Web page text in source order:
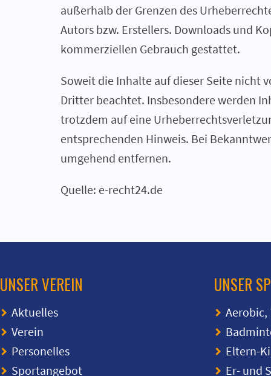
außerhalb der Grenzen des
Autors bzw. Erstellers. Downloads und
kommerziellen Gebrauch gestattet.
Soweit die Inhalte auf dieser Seite nicht
Dritter beachtet. Insbesondere werden
trotzdem auf eine
entsprechenden Hinweis. Bei
umgehend entfernen.
Quelle: e-recht24.de
UNSER VEREIN
Aktuelles
Verein
Personelles
Sportangebot
UNSER
Aerobic,
Eltern-
Er- und